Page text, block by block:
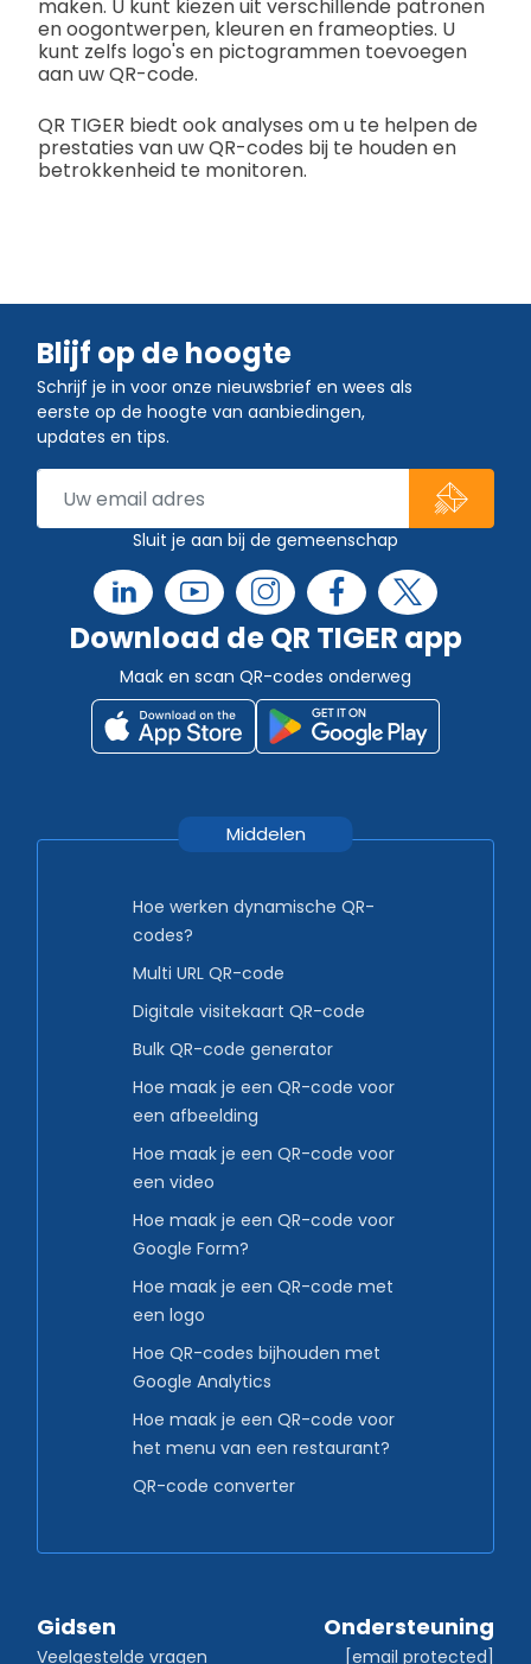
maken. U kunt kiezen uit verschillende patronen
en oogontwerpen, kleuren en frameopties. U
kunt zelfs logo's en pictogrammen toevoegen
aan uw QR-code.
QR TIGER biedt ook analyses om u te helpen de
prestaties van uw QR-codes bij te houden en
betrokkenheid te monitoren.
Blijf op de hoogte
Schrijf je in voor onze nieuwsbrief en wees als
eerste op de hoogte van aanbiedingen,
updates en tips.
Sluit je aan bij de gemeenschap
Download de QR TIGER app
Maak en scan QR-codes onderweg
Middelen
Hoe werken dynamische QR-
codes?
Multi URL QR-code
Digitale visitekaart QR-code
Bulk QR-code generator
Hoe maak je een QR-code voor
een afbeelding
Hoe maak je een QR-code voor
een video
Hoe maak je een QR-code voor
Google Form?
Hoe maak je een QR-code met
een logo
Hoe QR-codes bijhouden met
Google Analytics
Hoe maak je een QR-code voor
het menu van een restaurant?
QR-code converter
Gidsen
Veelgestelde vragen
Ondersteuning
[email protected]